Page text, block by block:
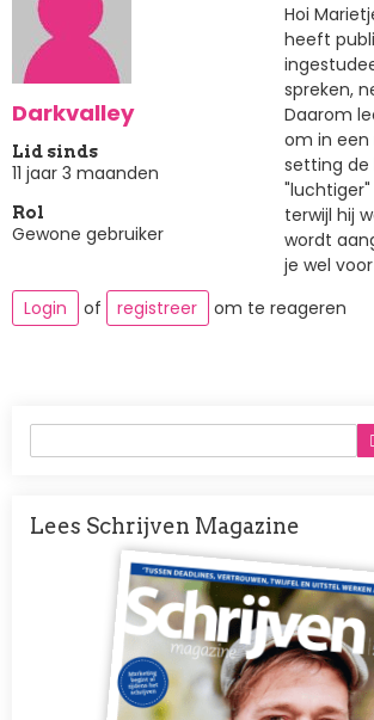
Darkvalley
Lid sinds
11 jaar 3 maanden
Rol
Gewone gebruiker
Hoi
heeft
spreken,
Daarom
om in een
setting de
terwijl hij
wordt
je wel
Login
of registreer om te reageren
Lees Schrijven Magazine
Afbeelding